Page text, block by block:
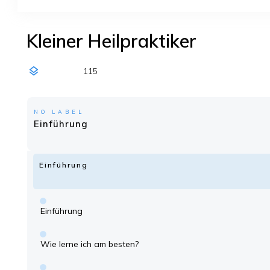
Kleiner Heilpraktiker
115
NO LABEL
Einführung
Einführung
Einführung
Wie lerne ich am besten?